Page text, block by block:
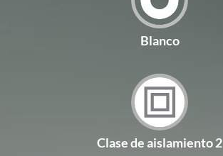
Blanco
Clase de aislamiento 2